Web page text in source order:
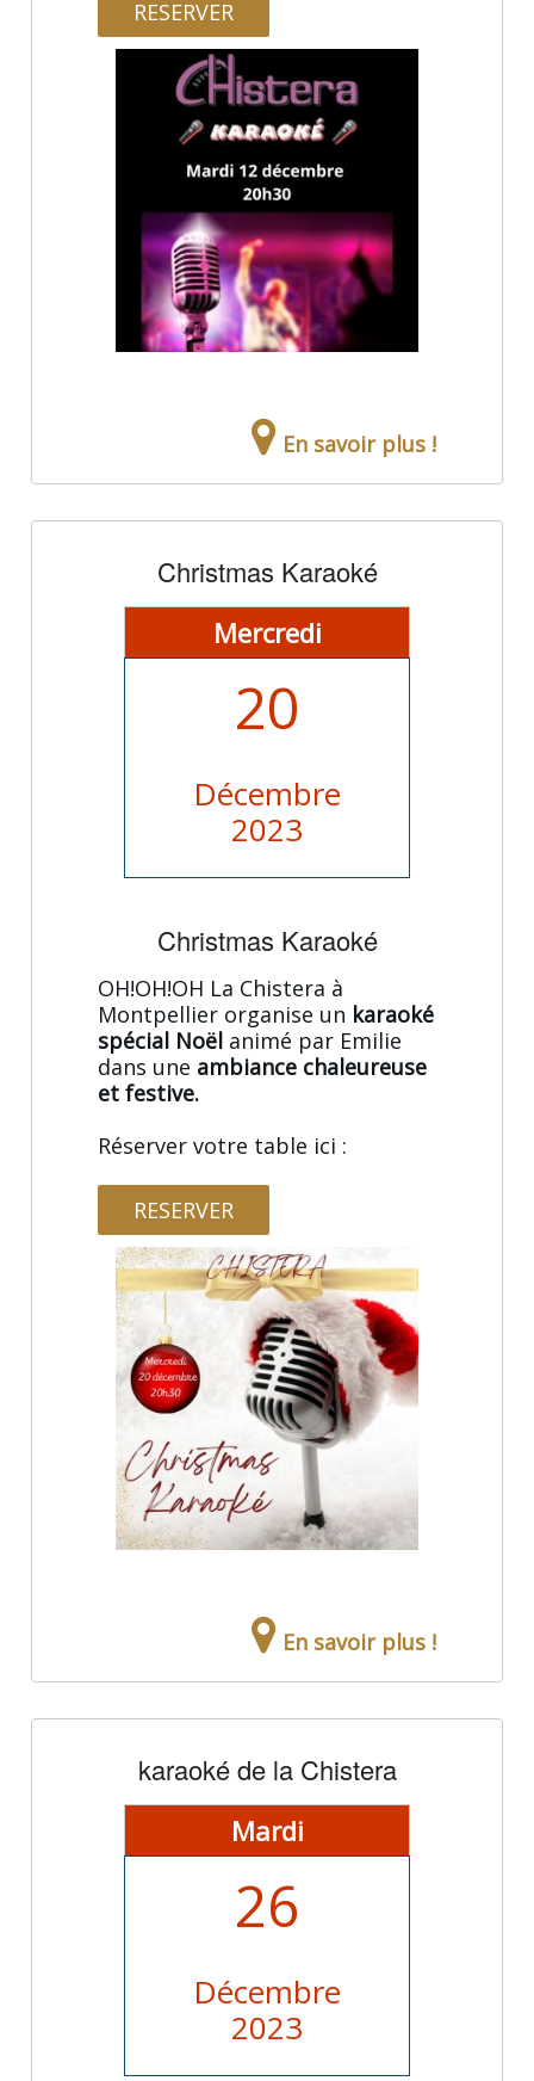
RESERVER
En savoir plus !
Christmas Karaoké
Mercredi
20
Décembre
2023
Christmas Karaoké
OH!OH!OH La Chistera à
Montpellier organise un karaoké
spécial Noël animé par Emilie
dans une ambiance chaleureuse
et festive.
Réserver votre table ici :
RESERVER
En savoir plus !
karaoké de la Chistera
Mardi
26
Décembre
2023